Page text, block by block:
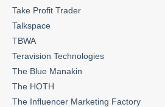
Take Profit Trader
Talkspace
TBWA
Teravision Technologies
The Blue Manakin
The HOTH
The Influencer Marketing Factory